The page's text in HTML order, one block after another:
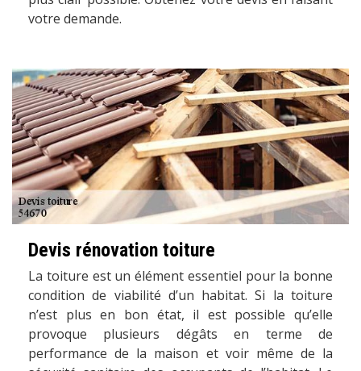
votre demande.
Devis rénovation toiture
La toiture est un élément essentiel pour la bonne
condition de viabilité d’un habitat. Si la toiture
n’est plus en bon état, il est possible qu’elle
provoque plusieurs dégâts en terme de
performance de la maison et voir même de la